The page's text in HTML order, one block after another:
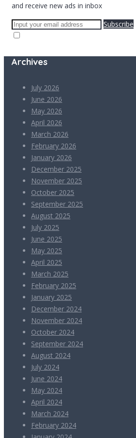
and receive new ads in inbox
Subscribe
Archives
July 2026
June 2026
May 2026
April 2026
March 2026
February 2026
January 2026
December 2025
November 2025
October 2025
September 2025
August 2025
July 2025
June 2025
May 2025
April 2025
March 2025
February 2025
January 2025
December 2024
November 2024
October 2024
September 2024
August 2024
July 2024
June 2024
May 2024
April 2024
March 2024
February 2024